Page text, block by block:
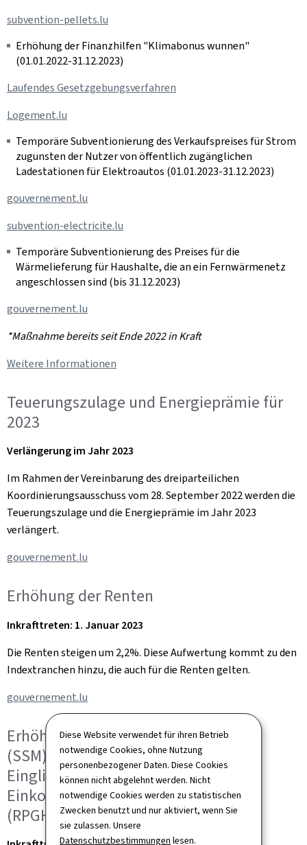
Diese Website verwendet für ihren Betrieb
notwendige Cookies, ohne Nutzung
personenbezogener Daten. Diese Cookies
können nicht abgelehnt werden. Nicht
notwendige Cookies werden zu statistischen
Zwecken benutzt und nur aktiviert, wenn Sie
sie zulassen. Unsere
Datenschutzbestimmungen lesen.
subvention-pellets.lu
Erhöhung der Finanzhilfen "Klimabonus wunnen"
(01.01.2022-31.12.2023)
Laufendes Gesetzgebungsverfahren
Logement.lu
Temporäre Subventionierung des Verkaufspreises für Strom
zugunsten der Nutzer von öffentlich zugänglichen
Ladestationen für Elektroautos (01.01.2023-31.12.2023)
gouvernement.lu
subvention-electricite.lu
Temporäre Subventionierung des Preises für die
Wärmelieferung für Haushalte, die an ein Fernwärmenetz
angeschlossen sind (bis 31.12.2023)
gouvernement.lu
*Maßnahme bereits seit Ende 2022 in Kraft
Weitere Informationen
Teuerungszulage und Energieprämie für
2023
Verlängerung im Jahr 2023
Im Rahmen der Vereinbarung des dreiparteilichen
Koordinierungsausschuss vom 28. September 2022 werden die
Teuerungszulage und die Energieprämie im Jahr 2023
verlängert.
gouvernement.lu
Erhöhung der Renten
Inkrafttreten: 1. Januar 2023
Die Renten steigen um 2,2%. Diese Aufwertung kommt zu den
Indextranchen hinzu, die auch für die Renten gelten.
gouvernement.lu
Erhöhung des sozialen Mindestlohns
(SSM), des Einkommens für soziale
Eingliederung (REVIS) und des
Einkommens für Schwerbehinderte
(RPGH)